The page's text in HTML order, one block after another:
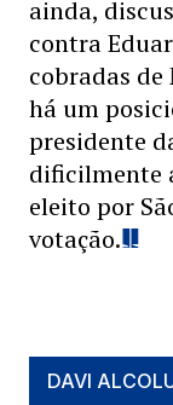
ainda,
contra
cobradas de
há um
presidente
dificilmente
eleito por
votação.
DAVI